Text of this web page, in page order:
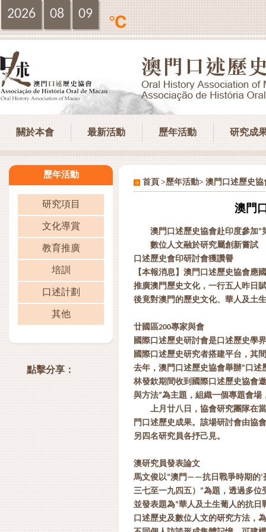
2026 08 09
℃
關於本會 最新活動 歷年活動 研究成
歷年活動
研究項目
文化導賞
教育推廣
培訓
口述計劃
其他
點擊分享：
首頁 >歷年活動> 澳門口述歷史協
澳門
澳門口述歷史協會赴印度參加“
數位人文融於研究屬創新嘗試
口述歷史會印研討會獲讚譽
【本報消息】澳門口述歷史協會應
推廣澳門歷史文化，一行五人昨日
後竟對澳門的歷史文化、華人及土
廿國區200專家與會
國際口述歷史研討會是口述歷史學
國際口述歷史研究者搭建平台，其
去年，澳門口述歷史協會舉辦“口
林發欽期間收到國際口述歷史協會
與方法”為主題，組織一個專題會場
上月廿八日，協會研究團隊在
門口述歷史成果。該場研討會由協
另四名研究員各抒己見。
澳研究員發表論文
馬文俊以“澳門——抗日戰爭時期的‘
三七至一九四五）”為題，透過多
並發表題為“華人及土生葡人的抗
口述歷史及數位人文的研究方法，